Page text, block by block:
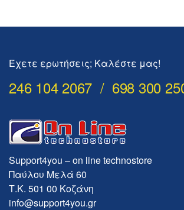
Έχετε ερωτήσεις; Καλέστε μας!
246 104 2067 / 698 300
Support4you – on line technostore
Παύλου Μελά 60
Τ.Κ. 501 00 Κοζάνη
info@support4you.gr